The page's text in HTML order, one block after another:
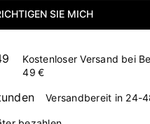
SIE MICH
Kostenloser Versand bei
49 €
Versandbereit in 24-